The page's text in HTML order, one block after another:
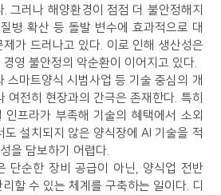
. 그러나 해양환경이 점점 더 불안정해지
병 확산 등 돌발 변수에 효과적으로 대
가 드러나고 있다. 이로 인해 생산성은
영 불안정의 악순환이 이어지고 있다.
스마트양식 시범사업 등 기술 중심의 개
여전히 현장과의 간극은 존재한다. 특히
인프라가 부족해 기술의 혜택에서 소외
도 설치되지 않은 양식장에 AI 기술을 적
을 담보하기 어렵다.
단순한 장비 공급이 아닌, 양식업 전반
할 수 있는 체계를 구축하는 일이다. 디